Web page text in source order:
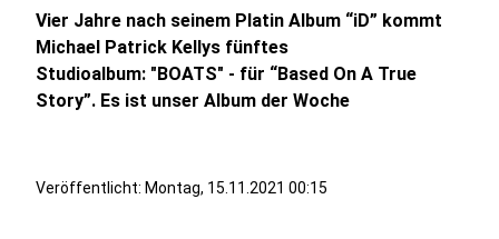
Vier Jahre nach seinem Platin Album “iD” kommt
Michael Patrick Kellys fünftes
Studioalbum: "BOATS" - für “Based On A True
Story”. Es ist unser Album der Woche
Veröffentlicht: Montag, 15.11.2021 00:15